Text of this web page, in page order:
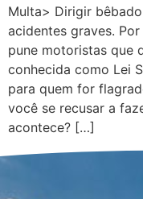
Multa> Dirigir
acidentes graves.
pune motoristas que
conhecida como Lei
para quem for
você se recusar a
acontece? […]